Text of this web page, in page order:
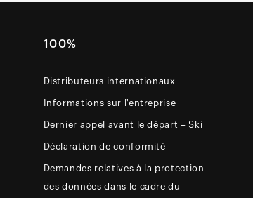
100%
Distributeurs internationaux
Informations sur l'entreprise
Dernier appel avant le départ – Ski
Déclaration de conformité
Demandes relatives à la protection
des données dans le cadre du